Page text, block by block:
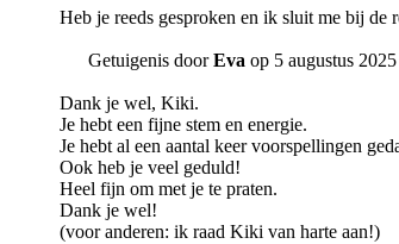
Heb je reeds gesproken en ik sluit me bij
Getuigenis doorEva op 5 augustus 2025
Dank je wel, Kiki.
Je hebt een fijne stem en energie.
Je hebt al een aantal keer voorspellingen
Ook heb je veel geduld!
Heel fijn om met je te praten.
Dank je wel!
(voor anderen: ik raad Kiki van harte aan!)